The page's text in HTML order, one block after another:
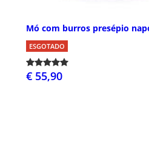
Mó com burros presépio
ESGOTADO
€ 55,90